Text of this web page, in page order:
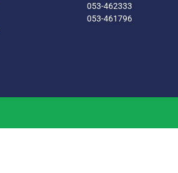
053-462333
053-461796